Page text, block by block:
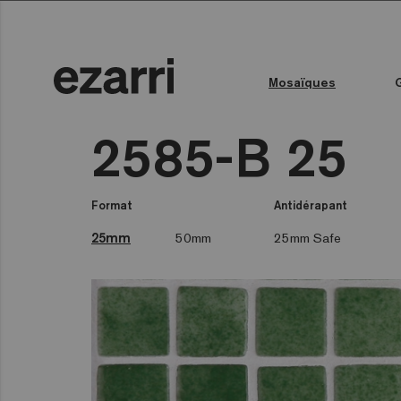
Mosaïques
2585-B 25
Format
25mm 50mm
Antidérapant
25mm Safe